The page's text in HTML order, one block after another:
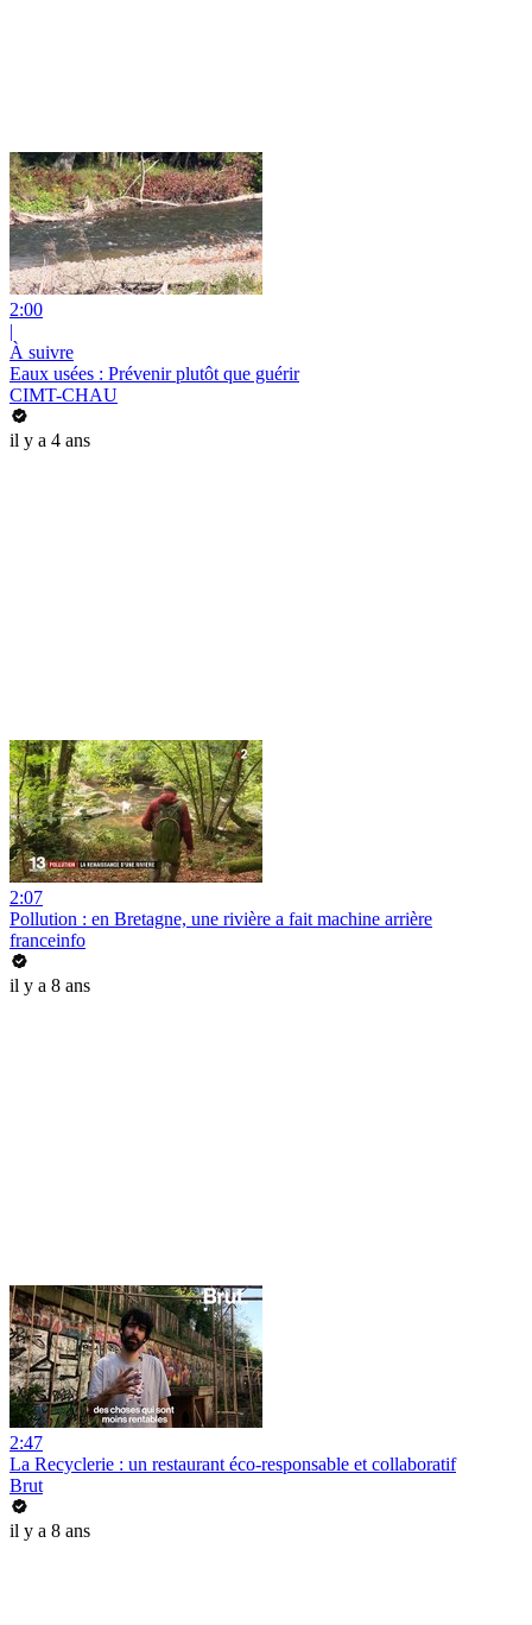
2:00
|
À suivre
Eaux usées : Prévenir plutôt que guérir
CIMT-CHAU
il y a 4 ans
2:07
Pollution : en Bretagne, une rivière a fait machine arrière
franceinfo
il y a 8 ans
2:47
La Recyclerie : un restaurant éco-responsable et collaboratif
Brut
il y a 8 ans